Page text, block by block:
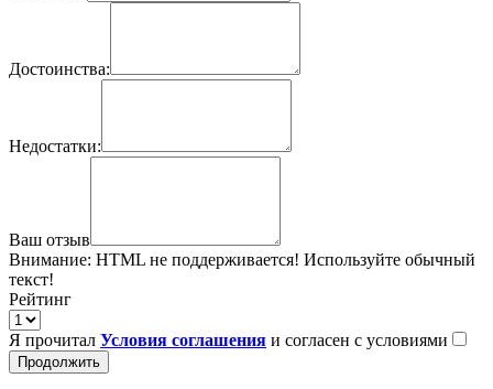
Достоинства:
Недостатки:
Ваш отзыв
Внимание: HTML не поддерживается! Используйте обычный
текст!
Рейтинг
Я прочитал Условия соглашения и согласен с условиями
Продолжить